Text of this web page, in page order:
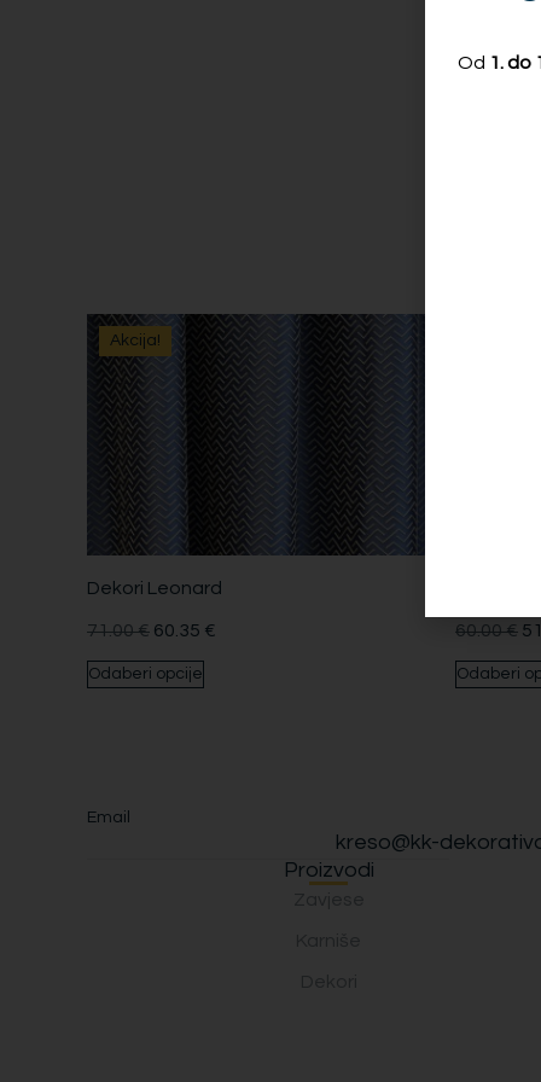
Akcija!
Dekori Leonard
71.00€ 60.35 €
Odaberi opcije
60.00€
Odaberi
Email
kreso@kk-
Proizvodi
Od 1. do